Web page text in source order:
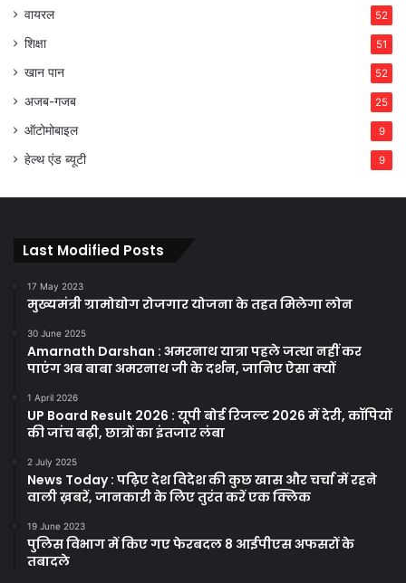
वायरल 52
शिक्षा 51
खान पान 52
अजब-गजब 25
ऑटोमोबाइल 9
हेल्थ एंड ब्यूटी 9
Last Modified Posts
17 May 2023
मुख्यमंत्री ग्रामोद्योग रोजगार योजना के तहत मिलेगा लोन
30 June 2025
Amarnath Darshan : अमरनाथ यात्रा पहले जत्था नहीं कर
पाएंग अब बाबा अमरनाथ जी के दर्शन, जानिए ऐसा क्यों
1 April 2026
UP Board Result 2026 : यूपी बोर्ड रिजल्ट 2026 में देरी, कॉपियों
की जांच बढ़ी, छात्रों का इंतजार लंबा
2 July 2025
News Today : पढ़िए देश विदेश की कुछ खास और चर्चा में रहने
वाली ख़बरें, जानकारी के लिए तुरंत करें एक क्लिक
19 June 2023
पुलिस विभाग में किए गए फेरबदल 8 आईपीएस अफसरों के
तबादले